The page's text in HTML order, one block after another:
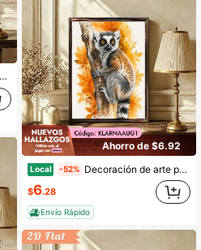
Ahorro de $6.92
Local -52% Decoración de arte para interiores y exteriores, impresión en madera enmarcada de 12x16 pulgadas, escena de acuarela de manga moderna con lémur y rodaja de naranja, adecuada para regalar en cualquier estación, perfecta para el hogar y la oficina.
$6.28
Envío Rápido